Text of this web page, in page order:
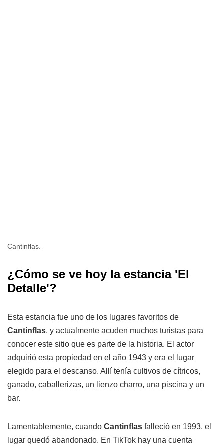
Cantinflas.
¿Cómo se ve hoy la estancia 'El
Detalle'?
Esta estancia fue uno de los lugares favoritos de
Cantinflas, y actualmente acuden muchos turistas para
conocer este sitio que es parte de la historia. El actor
adquirió esta propiedad en el año 1943 y era el lugar
elegido para el descanso. Allí tenía cultivos de cítricos,
ganado, caballerizas, un lienzo charro, una piscina y un
bar.
Lamentablemente, cuando Cantinflas falleció en 1993, el
lugar quedó abandonado. En TikTok hay una cuenta